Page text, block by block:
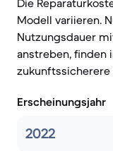
Die
Modell variieren.
Nutzungsdauer
anstreben, finden
zukunftssicherere
Erscheinungsjahr
2022